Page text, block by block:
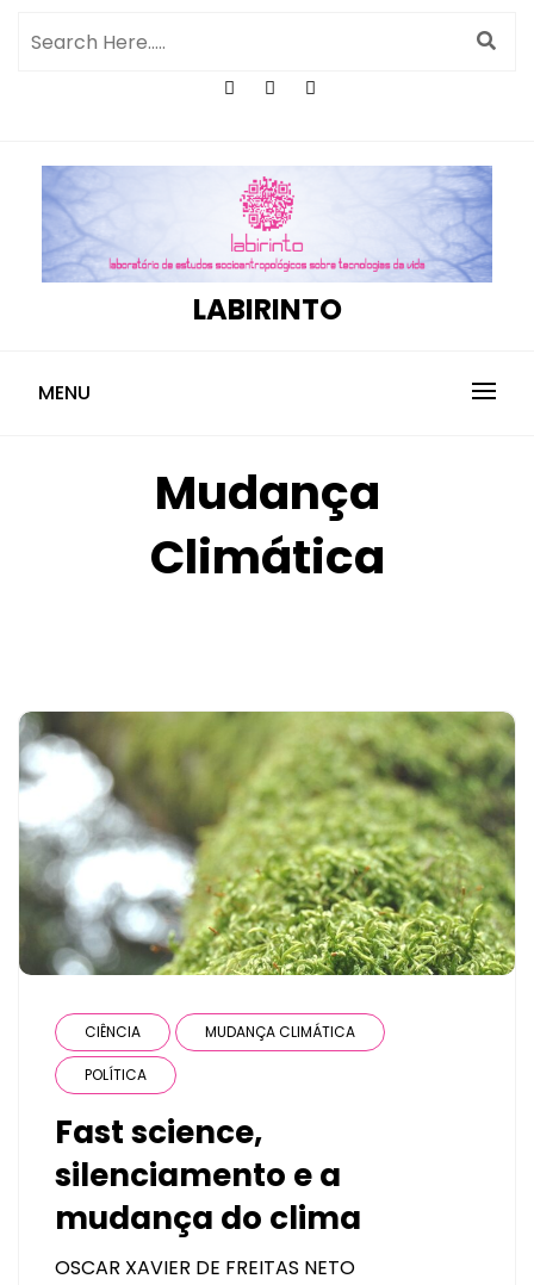
LABIRINTO
MENU
Mudança
Climática
CIÊNCIA MUDANÇA CLIMÁTICA
POLÍTICA
Fast science,
silenciamento e a
mudança do clima
OSCAR XAVIER DE FREITAS NETO